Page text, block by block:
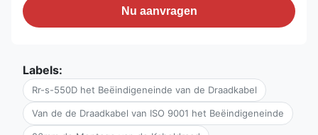
Nu aanvragen
Labels:
Rr-s-550D het Beëindigeneinde van de Draadkabel
Van de de Draadkabel van ISO 9001 het Beëindigeneinde